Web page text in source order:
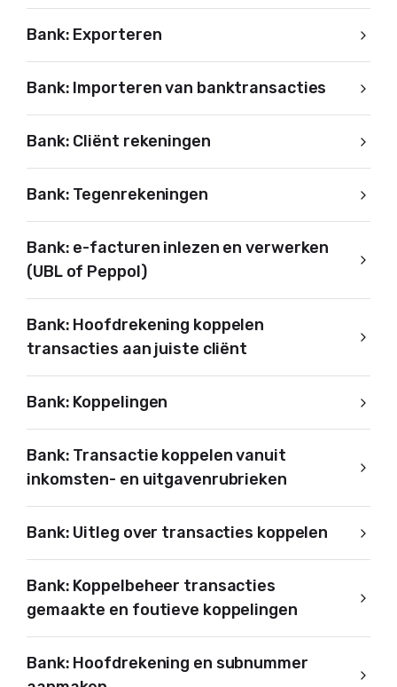
Bank: Exporteren
Bank: Importeren van banktransacties
Bank: Cliënt rekeningen
Bank: Tegenrekeningen
Bank: e-facturen inlezen en verwerken
(UBL of Peppol)
Bank: Hoofdrekening koppelen
transacties aan juiste cliënt
Bank: Koppelingen
Bank: Transactie koppelen vanuit
inkomsten- en uitgavenrubrieken
Bank: Uitleg over transacties koppelen
Bank: Koppelbeheer transacties
gemaakte en foutieve koppelingen
Bank: Hoofdrekening en subnummer